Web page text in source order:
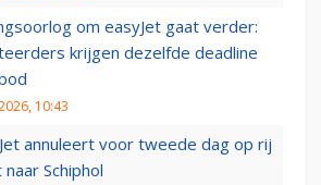
om easyJet gaat verder:
krijgen dezelfde deadline
10:43
annuleert voor tweede dag op rij
naar Schiphol